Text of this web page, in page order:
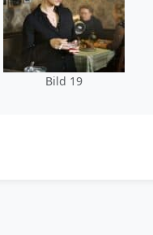
Bild 19